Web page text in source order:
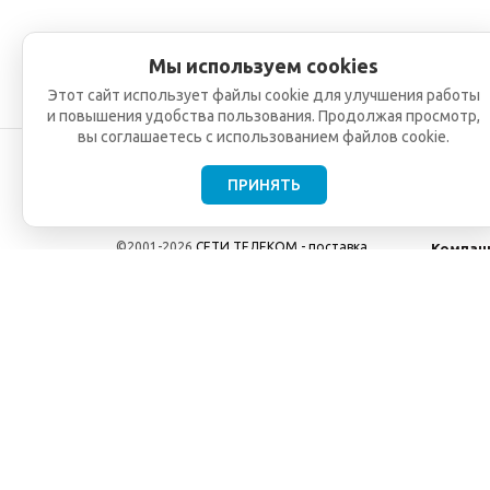
©2001-2026 СЕТИ ТЕЛЕКОМ - поставка,
Мы используем cookies
Этот сайт использует файлы cookie для улучшения работы
и повышения удобства пользования. Продолжая просмотр,
вы соглашаетесь с использованием файлов cookie.
ПРИНЯТЬ